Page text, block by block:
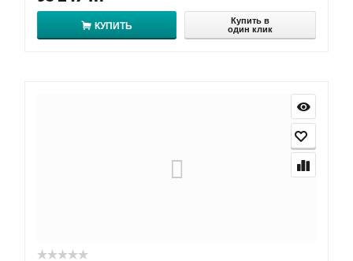
КУПИТЬ
Купить в
один клик